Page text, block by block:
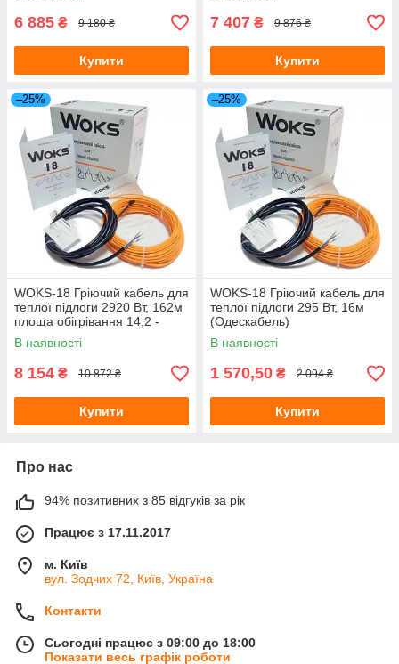
6 885 ₴ 9 180 ₴
Купити
7 407 ₴ 9 876 ₴
Купити
–25%
WOKS-18 Гріючий кабель для
теплої підлоги 2920 Вт, 162м
площа обігрівання 14,2 -
20,3 м.кв.(Одескабель)
В наявності
8 154 ₴ 10 872 ₴
Купити
–25%
WOKS-18 Гріючий кабель для
теплої підлоги 295 Вт, 16м
(Одескабель)
В наявності
1 570,50 ₴ 2 094 ₴
Купити
Про нас
94% позитивних з 85 відгуків за рік
Працює з 17.11.2017
м. Київ
вул. Зодчих 72, Київ, Україна
Контакти
Сьогодні працює з 09:00 до 18:00
Показати весь графік роботи